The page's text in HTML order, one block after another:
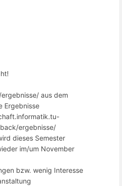
aus dem
Ergebnisse
ergebnisse/
dieses Semester
im/um November
bzw. wenig Interesse